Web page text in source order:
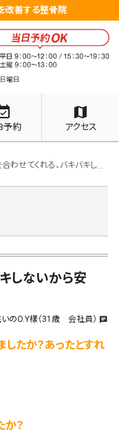
改善する整骨院
予約
map
アクセス
せてくれる、バキバキしないから安心
しないから安
のO.Y樣（31歳 会社員） chat
たか？あったとすれ
？